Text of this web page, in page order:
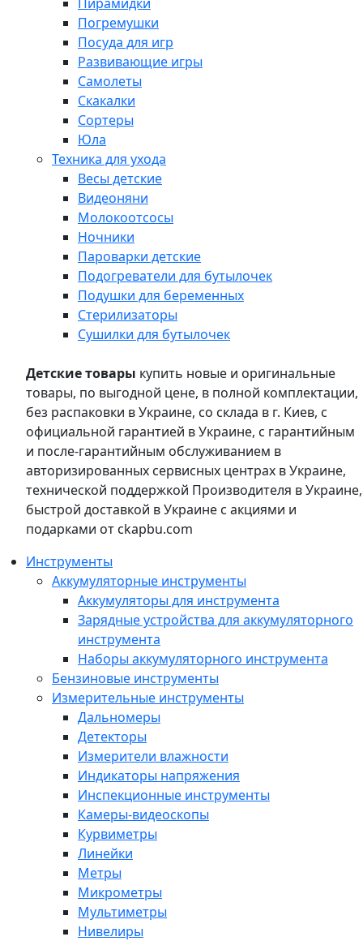
Погремушки
Посуда для игр
Развивающие игры
Самолеты
Скакалки
Сортеры
Юла
Техника для ухода
Весы детские
Видеоняни
Молокоотсосы
Ночники
Пароварки детские
Подогреватели для бутылочек
Подушки для беременных
Стерилизаторы
Сушилки для бутылочек
Детские товары купить новые и оригинальные
товары, по выгодной цене, в полной комплектации,
без распаковки в Украине, со склада в г. Киев, с
официальной гарантией в Украине, с гарантийным
и после-гарантийным обслуживанием в
авторизированных сервисных центрах в Украине,
технической поддержкой Производителя в Украине,
быстрой доставкой в Украине с акциями и
подарками от ckapbu.com
Инструменты
Аккумуляторные инструменты
Аккумуляторы для инструмента
Зарядные устройства для аккумуляторного
инструмента
Наборы аккумуляторного инструмента
Бензиновые инструменты
Измерительные инструменты
Дальномеры
Детекторы
Измерители влажности
Индикаторы напряжения
Инспекционные инструменты
Камеры-видеоскопы
Курвиметры
Линейки
Метры
Микрометры
Мультиметры
Нивелиры